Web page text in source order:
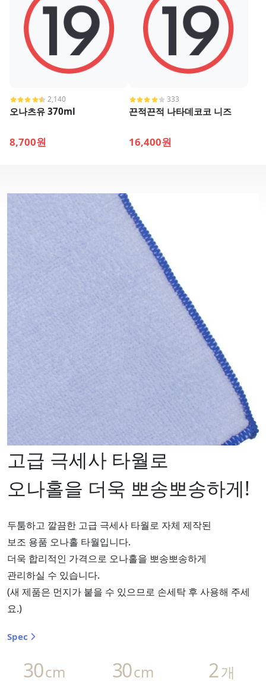
2,140
오나츠유 370ml
8,700원
333
끈적끈적 나타데코코 니즈
16,400원
고급 극세사 타월로
오나홀을 더욱 뽀송뽀송하게!
두툼하고 깔끔한 고급 극세사 타월로 자체 제작된
보조 용품 오나홀 타월입니다.
더욱 합리적인 가격으로 오나홀을 뽀송뽀송하게
관리하실 수 있습니다.
(새 제품은 먼지가 붙을 수 있으므로 손세탁 후 사용해 주세
요.)
Spec
30cm 30cm 2개